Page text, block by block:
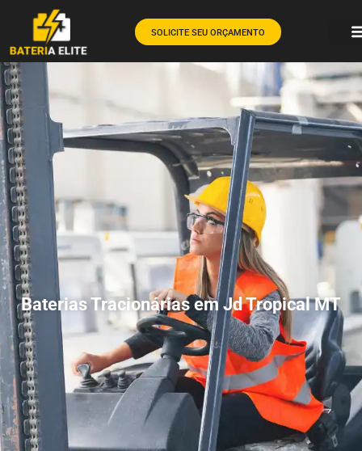
SOLICITE SEU ORÇAMENTO
Baterias Tracionárias em Jd Tropical MT